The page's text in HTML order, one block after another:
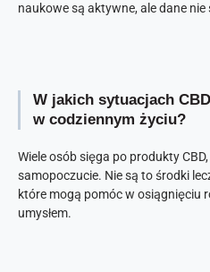
naukowe są aktywne, ale dane
W jakich sytuacjach
w codziennym życiu?
Wiele osób sięga po produkty
samopoczucie. Nie są to środki
które mogą pomóc w osiągnięciu
umysłem.